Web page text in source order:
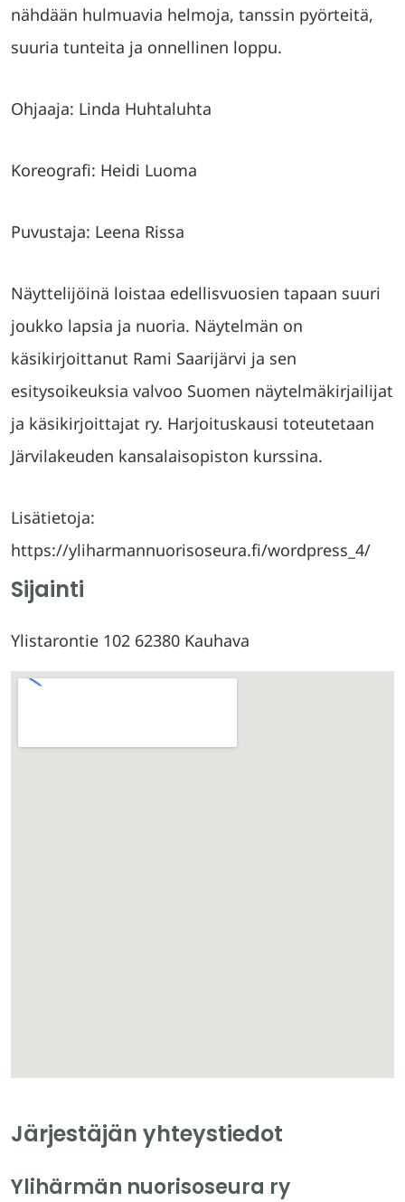
nähdään hulmuavia helmoja, tanssin pyörteitä,
suuria tunteita ja onnellinen loppu.
Ohjaaja: Linda Huhtaluhta
Koreografi: Heidi Luoma
Puvustaja: Leena Rissa
Näyttelijöinä loistaa edellisvuosien tapaan suuri
joukko lapsia ja nuoria. Näytelmän on
käsikirjoittanut Rami Saarijärvi ja sen
esitysoikeuksia valvoo Suomen näytelmäkirjailijat
ja käsikirjoittajat ry. Harjoituskausi toteutetaan
Järvilakeuden kansalaisopiston kurssina.
Lisätietoja:
https://yliharmannuorisoseura.fi/wordpress_4/
Sijainti
Ylistarontie 102 62380 Kauhava
Järjestäjän yhteystiedot
Ylihärmän nuorisoseura ry